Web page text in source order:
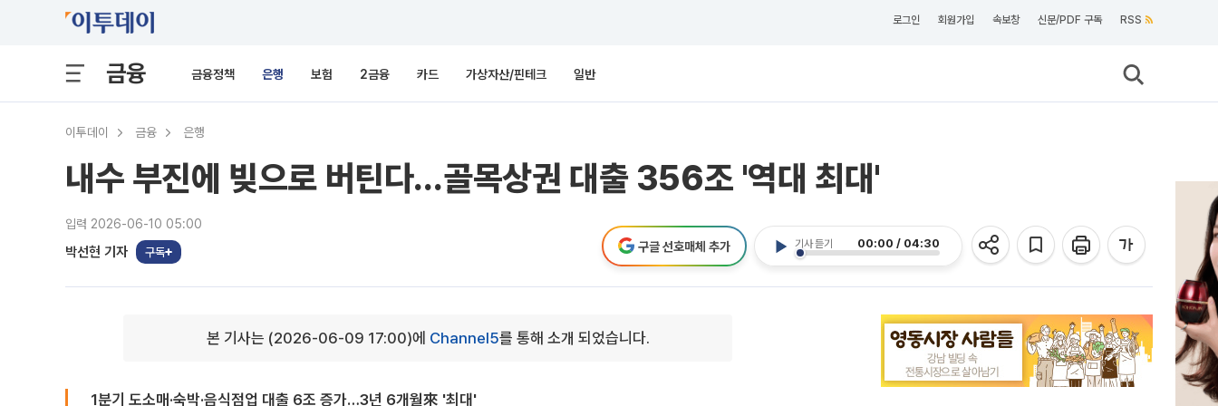
로그인 회원가입 속보창 신문/PDF 구독 RSS
금융 금융정책 은행 보험 2금융 카드 가상자산/핀테크 일반
이투데이 금융 은행
내수 부진에 빚으로 버틴다…골목상권 대출 356조 '역대 최대'
입력 2026-06-10 05:00
박선현 기자 구독
기사 듣기 00:00 / 04:30
구글 선호매체 추가
본 기사는 (2026-06-09 17:00)에 Channel5를 통해 소개 되었습니다.
1분기 도소매·숙박·음식점업 대출 6조 증가…3년 6개월來 '최대'